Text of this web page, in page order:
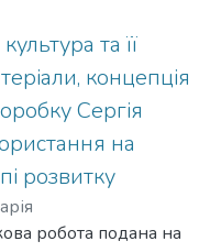
динамік явки на
України та
Ради України.
пов’язані з
Україні та світі.
питання
досліджень
щодо прямого
легітимності
та її
концепція
Сергія
на
розвитку
робота подана на